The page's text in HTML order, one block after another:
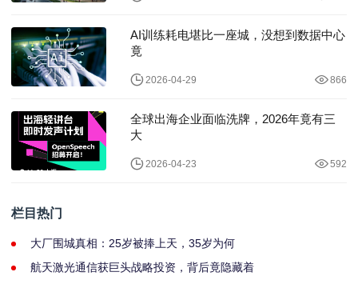
AI训练耗电堪比一座城，没想到数据中心
竟
2026-04-29 866
全球出海企业面临洗牌，2026年竟有三
大
2026-04-23 592
栏目热门
大厂围城真相：25岁被捧上天，35岁为何
航天激光通信获巨头战略投资，背后竟隐藏着